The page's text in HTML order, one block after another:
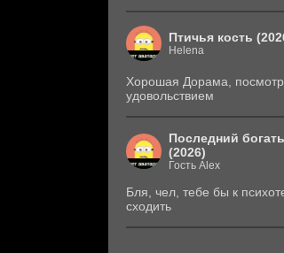
Птичья кость
Helena
Хорошая Дорама,
удовольствием
Последний
(2026)
Гость Alex
Бля, чел, тебе бы к
сходить